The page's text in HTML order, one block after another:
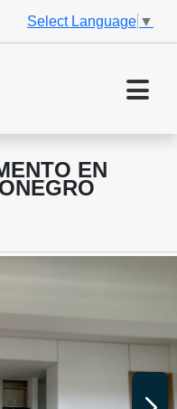
Select Language ▼
EN